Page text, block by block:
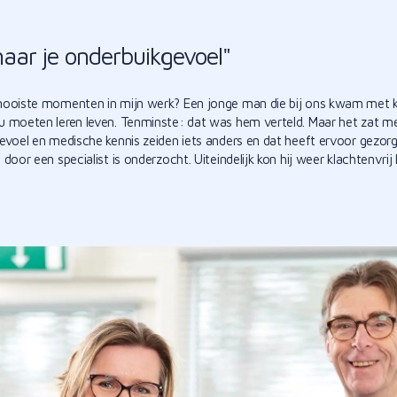
je onderbuikgevoel"
momenten in mijn werk? Een jonge man die bij ons kwam met
moeten leren leven. Tenminste: dat was hem verteld. Maar het zat
en medische kennis zeiden iets anders en dat heeft ervoor
een specialist is onderzocht. Uiteindelijk kon hij weer klachtenvrij